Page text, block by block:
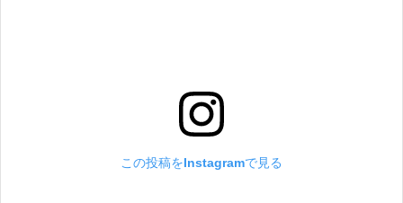
この投稿をInstagramで見る